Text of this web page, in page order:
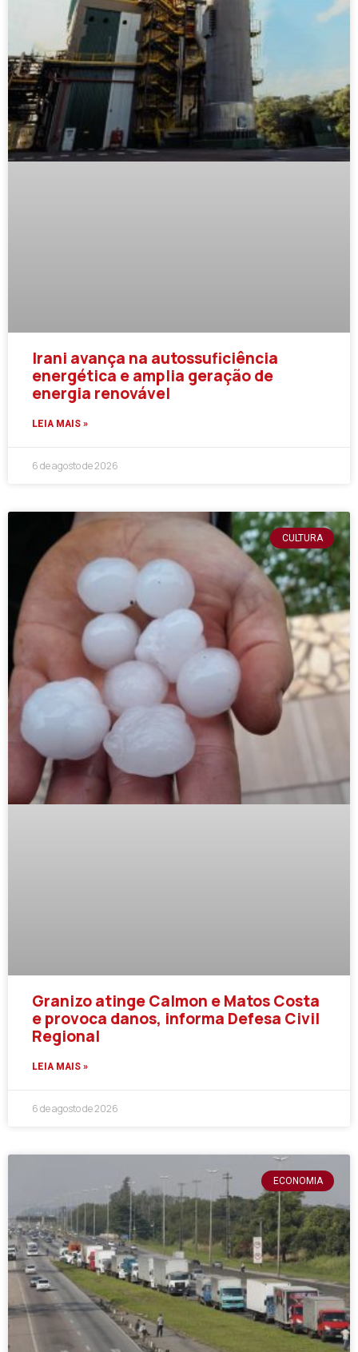
Irani avança na autossuficiência
energética e amplia geração de
energia renovável
LEIA MAIS »
6 de agosto de 2026
CULTURA
Granizo atinge Calmon e Matos Costa
e provoca danos, informa Defesa Civil
Regional
LEIA MAIS »
6 de agosto de 2026
ECONOMIA